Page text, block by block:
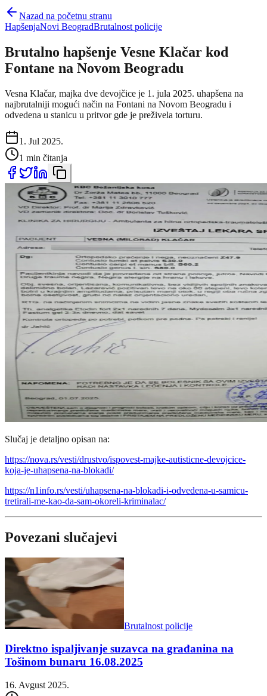
Nazad na početnu stranu
HapšenjaNovi BeogradBrutalnost policije
Brutalno hapšenje Vesne Klačar kod
Fontane na Novom Beogradu
Vesna Klačar, majka dve devojčice je 1. jula 2025. uhapšena na
najbrutalniji mogući način na Fontani na Novom Beogradu i
odvedena u stanicu u pritvor gde je preživela torturu.
1. Jul 2025.
1 min čitanja
Slučaj je detaljno opisan na:
https://nova.rs/vesti/drustvo/ispovest-majke-autisticne-devojcice-
koja-je-uhapsena-na-blokadi/
https://n1info.rs/vesti/uhapsena-na-blokadi-i-odvedena-u-samicu-
tretirali-me-kao-da-sam-okoreli-kriminalac/
Povezani slučajevi
Brutalnost policije
Direktno ispaljivanje suzavca na građanina na
Tošinom bunaru 16.08.2025
16. Avgust 2025.